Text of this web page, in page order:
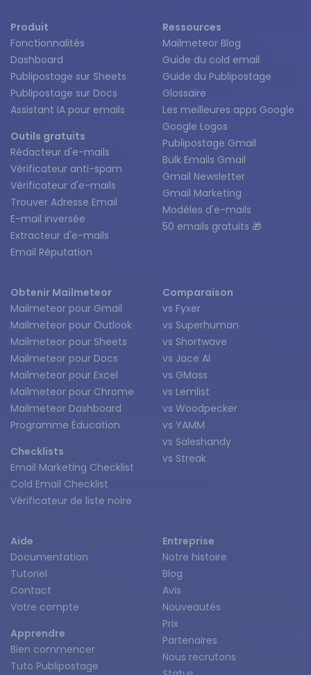
Produit
Fonctionnalités
Dashboard
Publipostage sur Sheets
Publipostage sur Docs
Assistant IA pour emails
Outils gratuits
Rédacteur d'e-mails
Vérificateur anti-spam
Vérificateur d'e-mails
Trouver Adresse Email
E-mail inversée
Extracteur d'e-mails
Email Réputation
Ressources
Mailmeteor Blog
Guide du cold email
Guide du Publipostage
Glossaire
Les meilleures apps Google
Google Logos
Publipostage Gmail
Bulk Emails Gmail
Gmail Newsletter
Gmail Marketing
Modèles d'e-mails
50 emails gratuits 🎁
Obtenir Mailmeteor
Mailmeteor pour Gmail
Mailmeteor pour Outlook
Mailmeteor pour Sheets
Mailmeteor pour Docs
Mailmeteor pour Excel
Mailmeteor pour Chrome
Mailmeteor Dashboard
Programme Éducation
Checklists
Email Marketing Checklist
Cold Email Checklist
Vérificateur de liste noire
Comparaison
vs Fyxer
vs Superhuman
vs Shortwave
vs Jace AI
vs GMass
vs Lemlist
vs Woodpecker
vs YAMM
vs Saleshandy
vs Streak
Aide
Documentation
Tutoriel
Contact
Votre compte
Apprendre
Bien commencer
Tuto Publipostage
Entreprise
Notre histoire
Blog
Avis
Nouveautés
Prix
Partenaires
Nous recrutons